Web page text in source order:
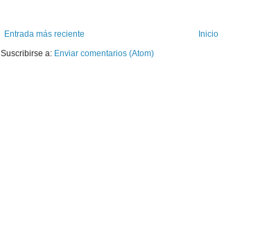
Entrada más reciente
Inicio
Suscribirse a: Enviar comentarios (Atom)